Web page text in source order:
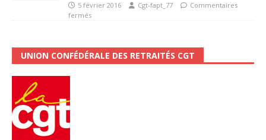
5 février 2016 Cgt-fapt_77
Commentaires
fermés
UNION CONFÉDÉRALE DES RETRAITÉS CGT